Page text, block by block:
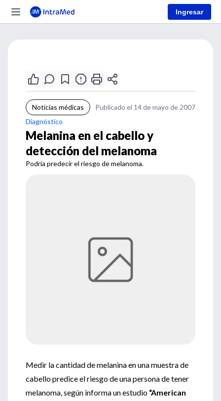
Ingresar
Noticias médicas
Publicado el 14 de mayo de 2007
Diagnóstico
Melanina en el cabello y
detección del melanoma
Podría predecir el riesgo de melanoma.
Medir la cantidad de melanina en una muestra de
cabello predice el riesgo de una persona de tener
melanoma, según informa un estudio “American